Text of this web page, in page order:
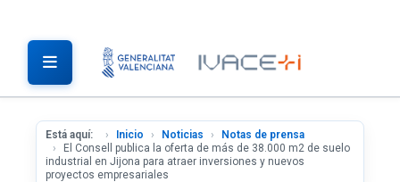
Está aquí: Inicio Noticias
Notas de prensa
El Consell publica la oferta de más de 38.000 m2 de suelo
industrial en Jijona para atraer inversiones y nuevos
proyectos empresariales